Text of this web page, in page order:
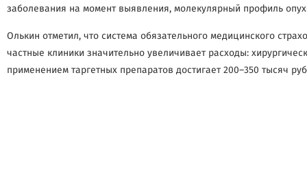
заболевания на момент выявления, молекулярный профиль
Олькин отметил, что система обязательного медицинского
частные клиники значительно увеличивает расходы:
применением таргетных препаратов достигает 200–350 тысяч